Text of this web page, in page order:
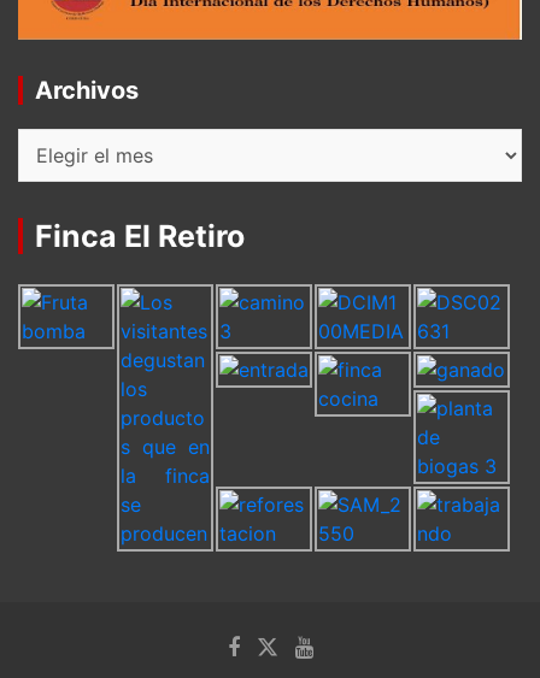
Archivos
Archivos
Finca El Retiro